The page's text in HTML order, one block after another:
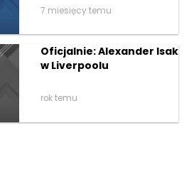
7 miesięcy temu
Oficjalnie: Alexander Isak
w Liverpoolu
rok temu